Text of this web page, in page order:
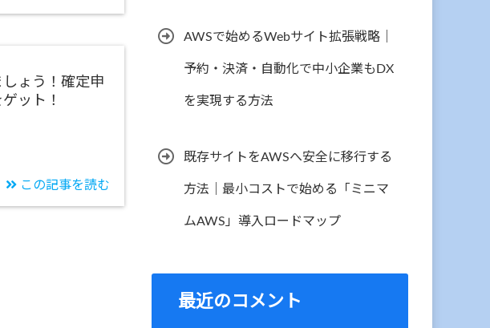
ょう！確定申
ット！
この記事を読む
AWSで始めるWebサイト拡張戦略｜
予約・決済・自動化で中小企業もDX
を実現する方法
既存サイトをAWSへ安全に移行する
方法｜最小コストで始める「ミニマ
ムAWS」導入ロードマップ
最近のコメント